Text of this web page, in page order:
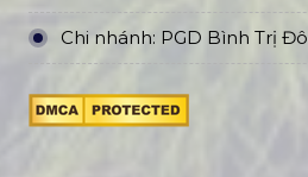
Chi nhánh: PGD Bình Trị